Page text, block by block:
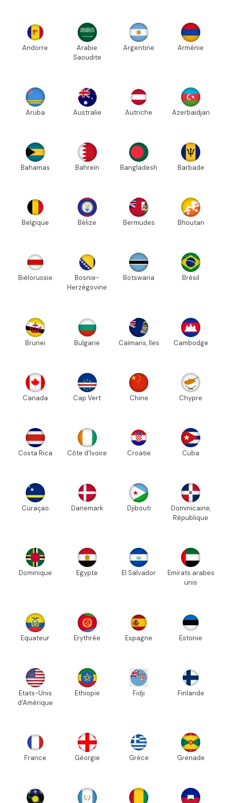
Andorre
Arabie
Saoudite
Argentine Arménie
Aruba Australie Autriche Azerbaïdjan
Bahamas Bahreïn Bangladesh Barbade
Belgique Bélize Bermudes Bhoutan
Biélorussie
Bosnie-
Herzégovine
Botswana Brésil
Brunei Bulgarie Caïmans, Iles Cambodge
Canada Cap Vert Chine Chypre
Costa Rica Côte d'Ivoire Croatie Cuba
Curaçao Danemark Djibouti
Dominicaine,
République
Dominique Egypte El Salvador
Emirats arabes
unis
Equateur Erythrée Espagne Estonie
Etats-Unis
d'Amérique
Ethiopie Fidji Finlande
France Géorgie Grèce Grenade